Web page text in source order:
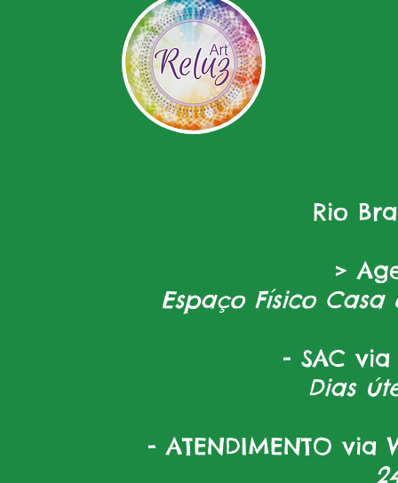
Rio
>
Espaço Físico Casa
- SAC via
Dias
- ATENDIMENTO via